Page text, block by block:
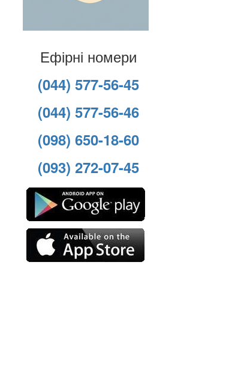
Ефірні номери
(044) 577-56-45
(044) 577-56-46
(098) 650-18-60
(093) 272-07-45